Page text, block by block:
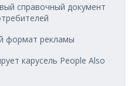
справочный документ
формат рекламы
карусель People Also